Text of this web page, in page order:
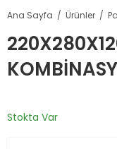
Ana Sayfa Ürünler
Stokta Var